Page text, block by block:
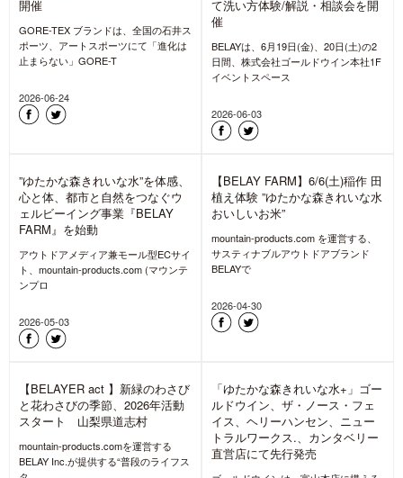
ゆたかな森きれいな水+洗剤の量
ーツ ヨドバシ池袋】
BELAYでは、2026年6月30日(火)にオ
2026-07-30
【BELAY FARM】”ゆたかな森き
れいな水おいしいお米”の田植え
mountain-products.com を運営する、
サスティナブルアウトドアブランド
2026-07-25
【BELAYER act July part1】
対談:養老孟司氏×堀 貴春氏
「昆虫と人類の未来」山梨県道
志村
mountain-products.comを運営する
【BELAYER act 26July
part2】 チェーンソー講習とわ
さび田は虫の季節 山梨県道志村
mountain-products.comを運営する